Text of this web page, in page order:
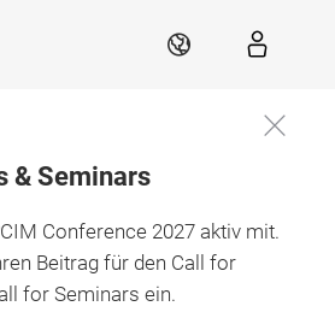
DE
& Seminars
Conference 2027 aktiv mit.
Beitrag für den Call for
for Seminars ein.